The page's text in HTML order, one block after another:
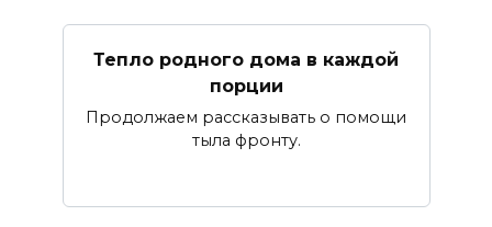
Тепло родного дома в каждой
порции
Продолжаем рассказывать о помощи
тыла фронту.